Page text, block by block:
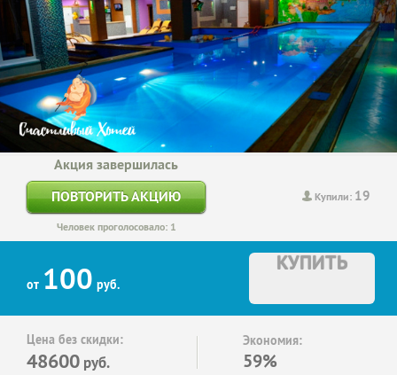
Купили: 19
Акция завершилась
ПОВТОРИТЬ АКЦИЮ
Человек проголосовало: 1
от 100 руб.
КУПИТЬ
Цена без скидки:
48600 руб.
Экономия:
59%